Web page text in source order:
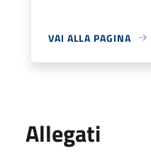
VAI ALLA PAGINA
Allegati